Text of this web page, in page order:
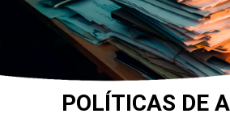
POLÍTICAS DE